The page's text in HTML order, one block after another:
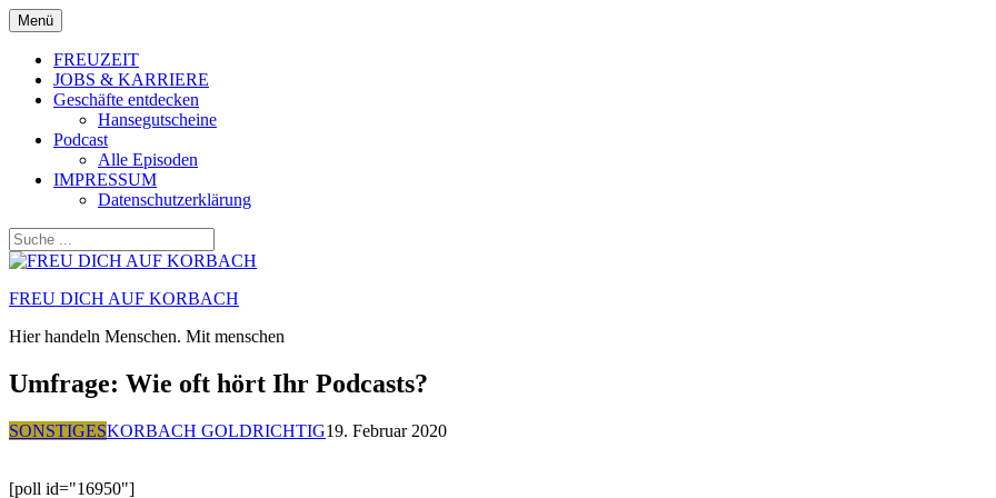
Zum
Inhalt
springen
Menü
FREUZEIT
JOBS & KARRIERE
Geschäfte entdecken
Hansegutscheine
Podcast
Alle Episoden
IMPRESSUM
Datenschutzerklärung
FREU DICH AUF KORBACH
Hier handeln Menschen. Mit menschen
Umfrage: Wie oft hört Ihr Podcasts?
SONSTIGESKORBACH GOLDRICHTIG19. Februar 2020
[poll id="16950"]